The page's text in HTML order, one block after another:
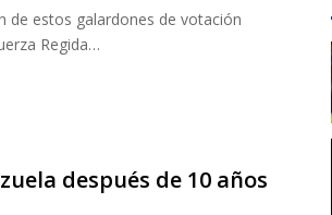
de estos galardones de votación
Regida…
después de 10 años